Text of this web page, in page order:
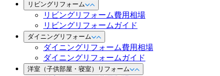
リビングリフォーム
リビングリフォーム費用相場
リビングリフォームガイド
ダイニングリフォーム
ダイニングリフォーム費用相場
ダイニングリフォームガイド
洋室（子供部屋・寝室）リフォーム